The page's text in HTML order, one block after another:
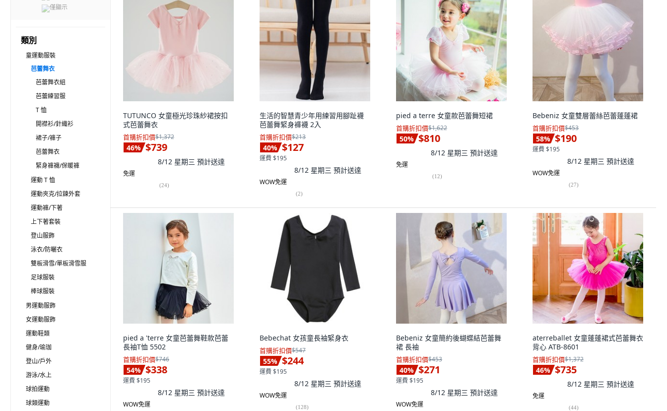
僅顯示
類別
童運動服裝
芭蕾舞衣
芭蕾舞衣組
芭蕾練習服
T 恤
開襟衫/針織衫
裙子/褲子
芭蕾舞衣
緊身褲襪/保暖褲
運動 T 恤
運動夾克/拉鍊外套
運動褲/下著
上下著套裝
登山服飾
泳衣/防曬衣
雙板滑雪/單板滑雪服
足球服裝
棒球服裝
男運動服飾
女運動服飾
運動鞋類
健身/瑜珈
登山/戶外
游泳/水上
球拍運動
球類運動
TUTUNCO 女童極光珍珠紗裙按扣
式芭蕾舞衣
首購折扣價$1,372
46% $739
8/12 星期三 預計送達
免運
(24)
生活的智慧青少年用練習用腳趾襪
芭蕾舞緊身褲襪 2入
首購折扣價$213
40% $127
運費 $195
8/12 星期三 預計送達
WOW免運
(2)
pied a terre 女童款芭蕾舞短裙
首購折扣價$1,622
50% $810
8/12 星期三 預計送達
免運
(12)
Bebeniz 女童雙層蕾絲芭蕾蓬蓬裙
首購折扣價$453
58% $190
運費 $195
8/12 星期三 預計送達
WOW免運
(27)
pied a 'terre 女童芭蕾舞鞋款芭蕾
長袖T恤 5502
首購折扣價$746
54% $338
運費 $195
8/12 星期三 預計送達
WOW免運
Bebechat 女孩童長袖緊身衣
首購折扣價$547
55% $244
運費 $195
8/12 星期三 預計送達
WOW免運
(128)
Bebeniz 女童簡約後蝴蝶結芭蕾舞
裙 長袖
首購折扣價$453
40% $271
運費 $195
8/12 星期三 預計送達
WOW免運
aterreballet 女童蓬蓬裙式芭蕾舞衣
背心 ATB-8601
首購折扣價$1,372
46% $735
8/12 星期三 預計送達
免運
(44)